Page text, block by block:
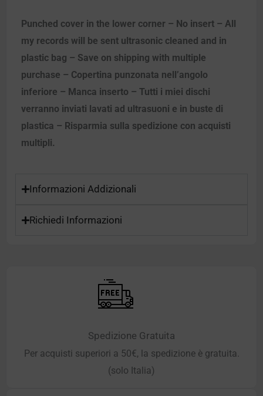
Punched cover in the lower corner – No insert – All
my records will be sent ultrasonic cleaned and in
plastic bag – Save on shipping with multiple
purchase – Copertina punzonata nell’angolo
inferiore – Manca inserto – Tutti i miei dischi
verranno inviati lavati ad ultrasuoni e in buste di
plastica – Risparmia sulla spedizione con acquisti
multipli.
Informazioni Addizionali
Richiedi Informazioni
Spedizione Gratuita
Per acquisti superiori a 50€, la spedizione è gratuita.
(solo Italia)